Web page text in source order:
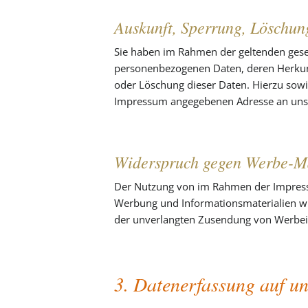
Auskunft, Sperrung,
Sie haben im Rahmen der geltenden
personenbezogenen Daten, deren
oder Löschung dieser Daten. Hierzu
Impressum angegebenen Adresse an
Widerspruch gegen Werbe-
Der Nutzung von im Rahmen der
Werbung und Informationsmaterialien
der unverlangten Zusendung von
3. Datenerfassung auf